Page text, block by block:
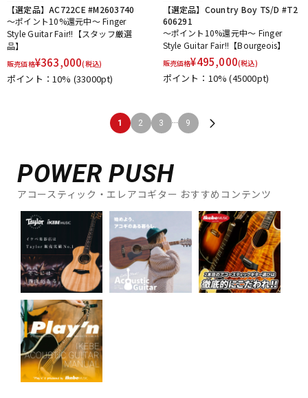
【選定品】AC722CE #M2603740
～ポイント10%還元中～ Finger
Style Guitar Fair!!【スタッフ厳選
品】
販売価格¥363,000(税込)
ポイント：10% (33000pt)
【選定品】Country Boy TS/D #T2
606291
～ポイント10%還元中～ Finger
Style Guitar Fair!!【Bourgeois】
販売価格¥495,000(税込)
ポイント：10%(45000pt)
1 2 3 ... 9
POWER PUSH
アコースティック・エレアコギター おすすめコンテンツ